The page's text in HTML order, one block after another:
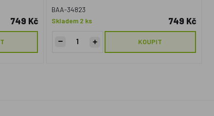
749 Kč
BAA-34823
Skladem 2 ks
749 Kč
KOUPIT